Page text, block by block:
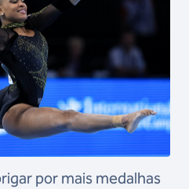
por mais medalhas